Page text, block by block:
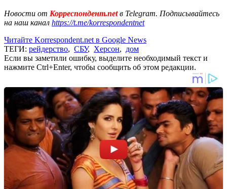
Новости от Корреспондент.netв Telegram. Подписывайтесь
на наш канал https://t.me/korrespondentnet
Читайте Korrespondent.net в Google News
ТЕГИ: рейдерство, СБУ, Херсон, дом
Если вы заметили ошибку, выделите необходимый текст и
нажмите Ctrl+Enter, чтобы сообщить об этом редакции.